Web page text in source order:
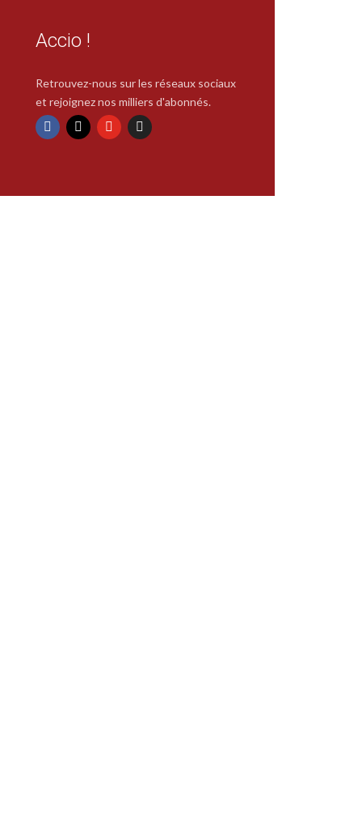
Accio !
Retrouvez-nous sur les réseaux sociaux
et rejoignez nos milliers d'abonnés.